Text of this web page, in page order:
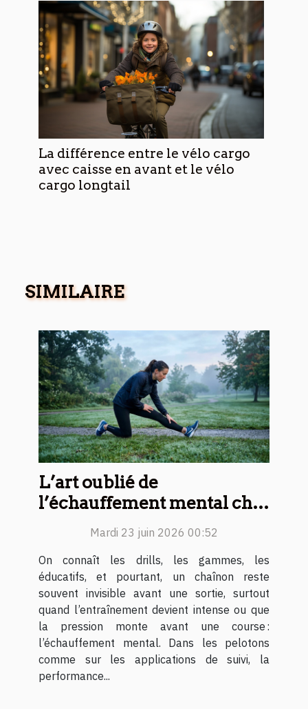
La différence entre le vélo cargo
avec caisse en avant et le vélo
cargo longtail
SIMILAIRE
L’art oublié de
l’échauffement mental chez
les runnersMardi 23 juin 2026 00:52
On connaît les drills, les gammes, les
éducatifs, et pourtant, un chaînon reste
souvent invisible avant une sortie, surtout
quand l’entraînement devient intense ou que
la pression monte avant une course :
l’échauffement mental. Dans les pelotons
comme sur les applications de suivi, la
performance...